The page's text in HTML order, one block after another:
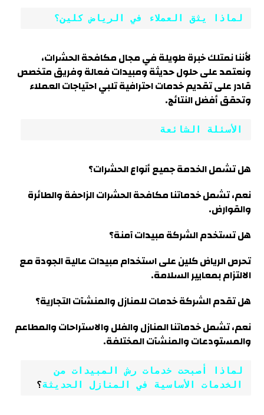
لماذا يثق العملاء في الرياض كلين؟
لأننا نمتلك خبرة طويلة في مجال مكافحة الحشرات،
ونعتمد على حلول حديثة ومبيدات فعالة وفريق متخصص
قادر على تقديم خدمات احترافية تلبي احتياجات العملاء
وتحقق أفضل النتائج.
الأسئلة الشائعة
هل تشمل الخدمة جميع أنواع الحشرات؟
نعم، تشمل خدماتنا مكافحة الحشرات الزاحفة والطائرة
والقوارض.
هل تستخدم الشركة مبيدات آمنة؟
تحرص الرياض كلين على استخدام مبيدات عالية الجودة مع
الالتزام بمعايير السلامة.
هل تقدم الشركة خدمات للمنازل والمنشآت التجارية؟
نعم، تشمل خدماتنا المنازل والفلل والاستراحات والمطاعم
والمستودعات والمنشآت المختلفة.
لماذا أصبحت خدمات رش المبيدات من
الخدمات الأساسية في المنازل الحديثة؟